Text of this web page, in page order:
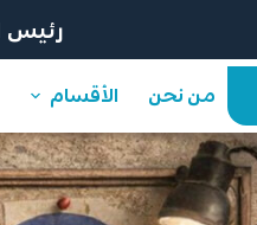
رئيس
من نحن الأقسام